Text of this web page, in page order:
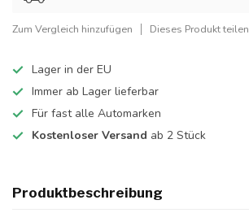
Zum Vergleich hinzufügen Dieses Produkt teilen
Lager in der EU
Immer ab Lager lieferbar
Für fast alle Automarken
Kostenloser Versand ab 2 Stück
Produktbeschreibung